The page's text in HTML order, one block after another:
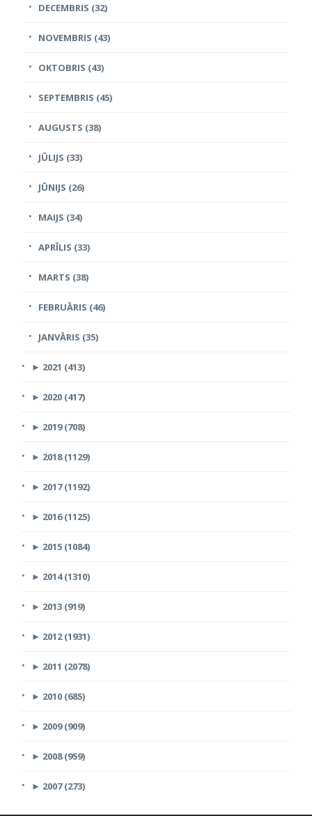
DECEMBRIS (32)
NOVEMBRIS (43)
OKTOBRIS (43)
SEPTEMBRIS (45)
AUGUSTS (38)
JŪLIJS (33)
JŪNIJS (26)
MAIJS (34)
APRĪLIS (33)
MARTS (38)
FEBRUĀRIS (46)
JANVĀRIS (35)
► 2021 (413)
► 2020 (417)
► 2019 (708)
► 2018 (1129)
► 2017 (1192)
► 2016 (1125)
► 2015 (1084)
► 2014 (1310)
► 2013 (919)
► 2012 (1931)
► 2011 (2078)
► 2010 (685)
► 2009 (909)
► 2008 (959)
► 2007 (273)